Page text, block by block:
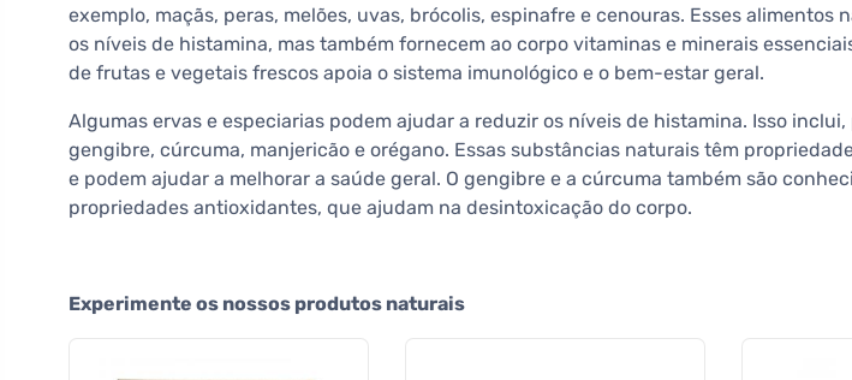
exemplo, maçãs, peras, melões, uvas, brócolis, espinafre e cenouras. Esses alimentos
os níveis de histamina, mas também fornecem ao corpo vitaminas e minerais
de frutas e vegetais frescos apoia o sistema imunológico e o bem-estar geral.
Algumas ervas e especiarias podem ajudar a reduzir os níveis de histamina. Isso inclui,
gengibre, cúrcuma, manjericão e orégano. Essas substâncias naturais têm
e podem ajudar a melhorar a saúde geral. O gengibre e a cúrcuma também são
propriedades antioxidantes, que ajudam na desintoxicação do corpo.
Experimente os nossos produtos naturais